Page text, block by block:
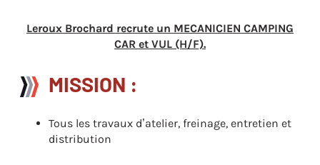
Leroux Brochard recrute un MECANICIEN CAMPING
CAR et VUL (H/F).
MISSION :
Tous les travaux d’atelier, freinage, entretien et
distribution